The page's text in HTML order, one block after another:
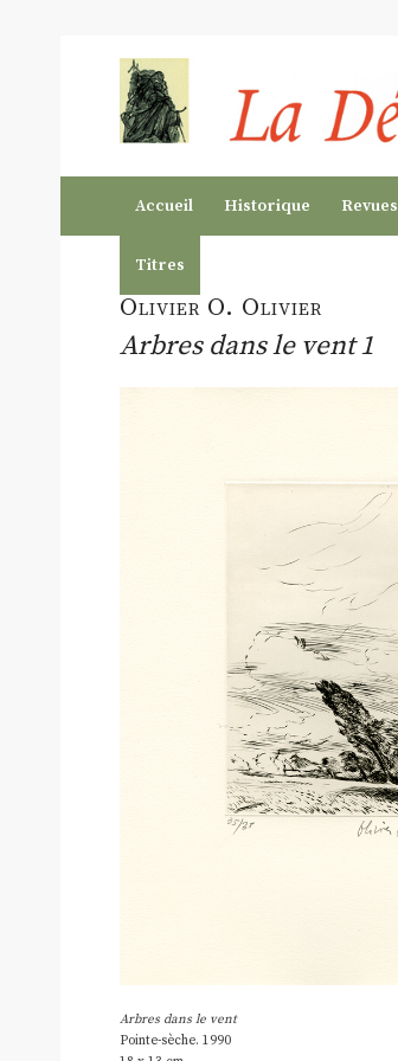
Accueil Historique Revues
Titres
Olivier O. Olivier
Arbres dans le vent 1
Arbres dans le vent
Pointe-sèche. 1990